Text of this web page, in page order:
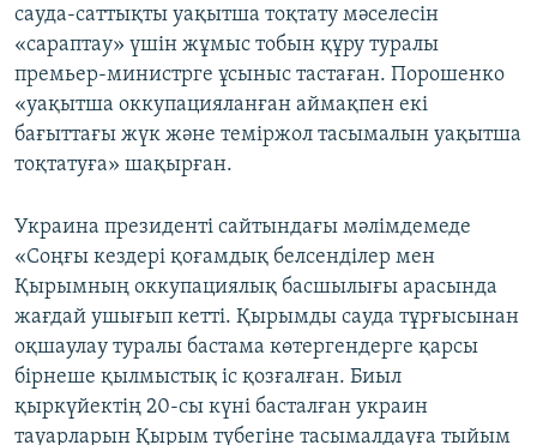
сауда-саттықты уақытша тоқтату мәселесін
«сараптау» үшін жұмыс тобын құру туралы
премьер-министрге ұсыныс тастаған. Порошенко
«уақытша оккупацияланған аймақпен екі
бағыттағы жүк және теміржол тасымалын уақытша
тоқтатуға» шақырған.
Украина президенті сайтындағы мәлімдемеде
«Соңғы кездері қоғамдық белсенділер мен
Қырымның оккупациялық басшылығы арасында
жағдай ушығып кетті. Қырымды сауда тұрғысынан
оқшаулау туралы бастама көтергендерге қарсы
бірнеше қылмыстық іс қозғалған. Биыл
қыркүйектің 20-сы күні басталған украин
тауарларын Қырым түбегіне тасымалдауға тыйым